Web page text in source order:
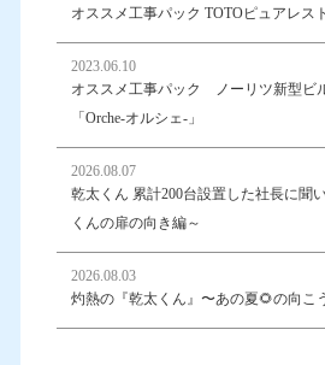
オススメ工事パック TOTOピュアレス
2023.06.10
オススメ工事パック ノーリツ新型ビ
「Orche-オルシェ-」
2026.08.07
乾太くん 累計200台設置した社長に聞
くんの扉の向き編～
2026.08.03
灼熱の『乾太くん』〜あの夏🌻の向こ